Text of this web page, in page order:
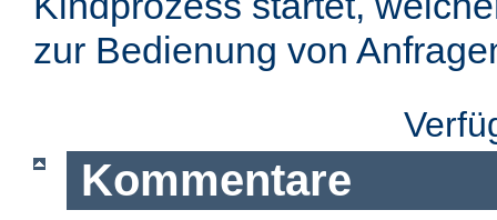
zur Bedienung von
Kommentare